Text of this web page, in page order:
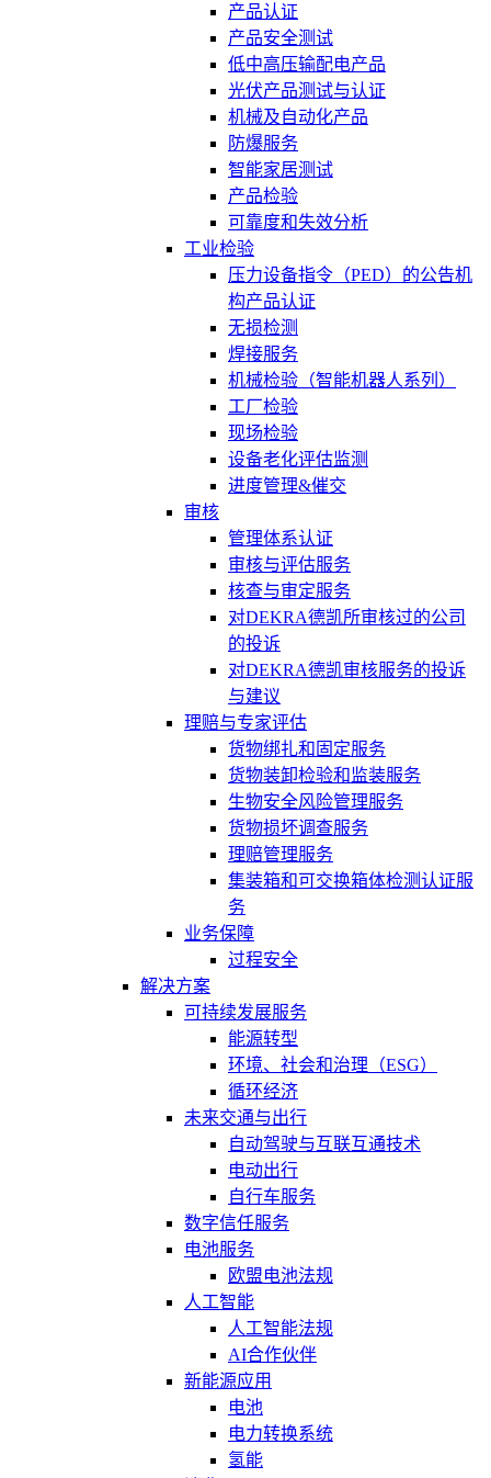
产品认证
产品安全测试
低中高压输配电产品
光伏产品测试与认证
机械及自动化产品
防爆服务
智能家居测试
产品检验
可靠度和失效分析
工业检验
压力设备指令（PED）的公告机
构产品认证
无损检测
焊接服务
机械检验（智能机器人系列）
工厂检验
现场检验
设备老化评估监测
进度管理&催交
审核
管理体系认证
审核与评估服务
核查与审定服务
对DEKRA德凯所审核过的公司
的投诉
对DEKRA德凯审核服务的投诉
与建议
理赔与专家评估
货物绑扎和固定服务
货物装卸检验和监装服务
生物安全风险管理服务
货物损坏调查服务
理赔管理服务
集装箱和可交换箱体检测认证服
务
业务保障
过程安全
解决方案
可持续发展服务
能源转型
环境、社会和治理（ESG）
循环经济
未来交通与出行
自动驾驶与互联互通技术
电动出行
自行车服务
数字信任服务
电池服务
欧盟电池法规
人工智能
人工智能法规
AI合作伙伴
新能源应用
电池
电力转换系统
氢能